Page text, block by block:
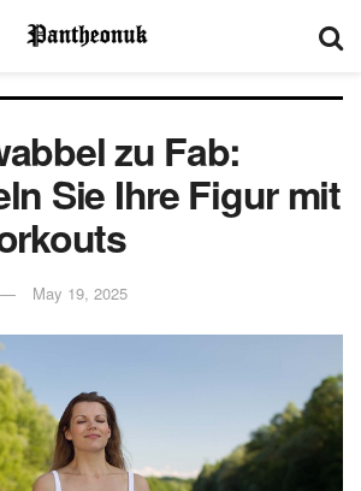
zu Fab:
Sie Ihre Figur mit
May 19, 2025